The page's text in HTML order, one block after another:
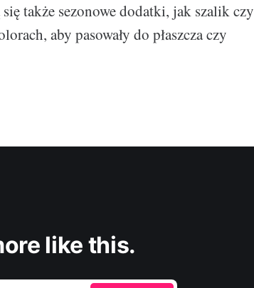
także sezonowe dodatki, jak szalik czy
aby pasowały do płaszcza czy
like this.